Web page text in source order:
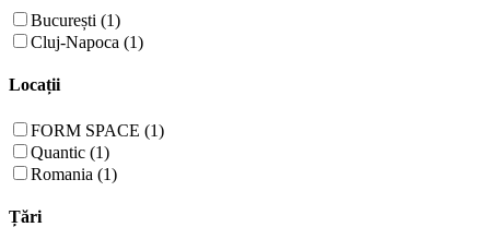
București (1)
Cluj-Napoca (1)
Locații
FORM SPACE (1)
Quantic (1)
Romania (1)
Țări